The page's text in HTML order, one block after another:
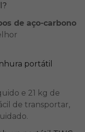
de aço-carbono
portátil
e 21 kg de
de transportar,